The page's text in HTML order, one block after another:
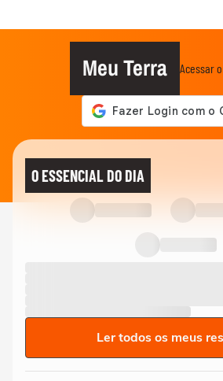
Meu Terra Acessar
O ESSENCIAL DO DIA
Ler todos os meus